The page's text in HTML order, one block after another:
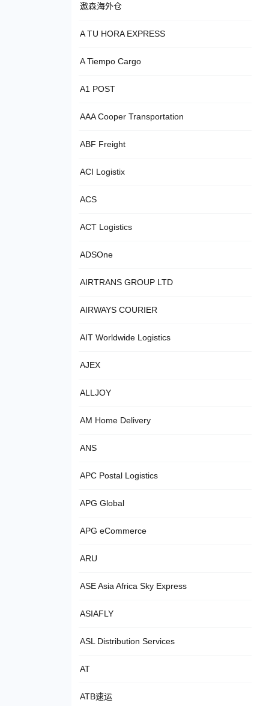
遨森海外仓
A TU HORA EXPRESS
A Tiempo Cargo
A1 POST
AAA Cooper Transportation
ABF Freight
ACI Logistix
ACS
ACT Logistics
ADSOne
AIRTRANS GROUP LTD
AIRWAYS COURIER
AIT Worldwide Logistics
AJEX
ALLJOY
AM Home Delivery
ANS
APC Postal Logistics
APG Global
APG eCommerce
ARU
ASE Asia Africa Sky Express
ASIAFLY
ASL Distribution Services
AT
ATB速运